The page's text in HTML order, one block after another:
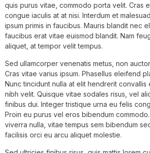
quis purus vitae, commodo porta velit. Cras
congue iaculis at at nisi. Interdum et
ipsum primis in faucibus. Mauris blandit nec
faucibus erat vitae euismod blandit. Nam
aliquet, at tempor velit tempus.
Sed ullamcorper venenatis metus, non
Cras vitae varius ipsum. Phasellus eleifend
Nunc tincidunt nulla at elit hendrerit convallis
nibh velit. Quisque vitae sodales risus, vel
finibus dui. Integer tristique urna eu felis
Proin eu purus vel eros bibendum
viverra nulla, vitae tempus sem bibendum
facilisis orci eu arcu aliquet molestie.